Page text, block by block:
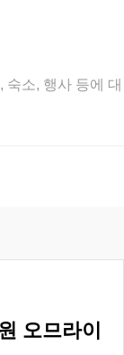
숙소, 행사 등에 대
오므라이